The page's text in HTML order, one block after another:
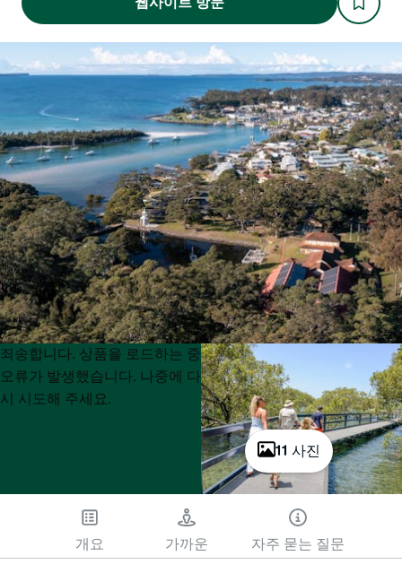
11 사진
Product
List
Product
List
죄송합니다. 상품을 로드하는 중
오류가 발생했습니다. 나중에 다
시 시도해 주세요.
개요 가까운 자주 묻는 질문